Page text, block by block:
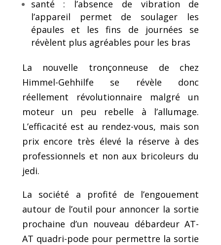
santé : l’absence de vibration de
l’appareil permet de soulager les
épaules et les fins de journées se
révèlent plus agréables pour les bras
La nouvelle tronçonneuse de chez
Himmel-Gehhilfe se révèle donc
réellement révolutionnaire malgré un
moteur un peu rebelle à l’allumage.
L’efficacité est au rendez-vous, mais son
prix encore très élevé la réserve à des
professionnels et non aux bricoleurs du
jedi.
La société a profité de l’engouement
autour de l’outil pour annoncer la sortie
prochaine d’un nouveau débardeur AT-
AT quadri-pode pour permettre la sortie